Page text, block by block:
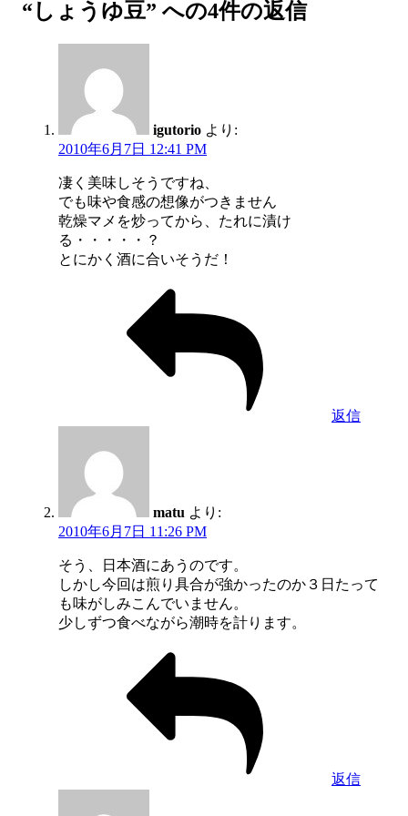
“しょうゆ豆” への4件の返信
igutorio より:
2010年6月7日 12:41 PM
凄く美味しそうですね、
でも味や食感の想像がつきません
乾燥マメを炒ってから、たれに漬け
る・・・・・？
とにかく酒に合いそうだ！
返信
matu より:
2010年6月7日 11:26 PM
そう、日本酒にあうのです。
しかし今回は煎り具合が強かったのか３日たって
も味がしみこんでいません。
少しずつ食べながら潮時を計ります。
返信